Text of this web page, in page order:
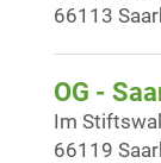
66113
OG -
Im
66119